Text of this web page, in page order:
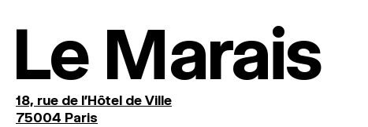
Le Marais
18, rue de l'Hôtel de Ville
75004 Paris